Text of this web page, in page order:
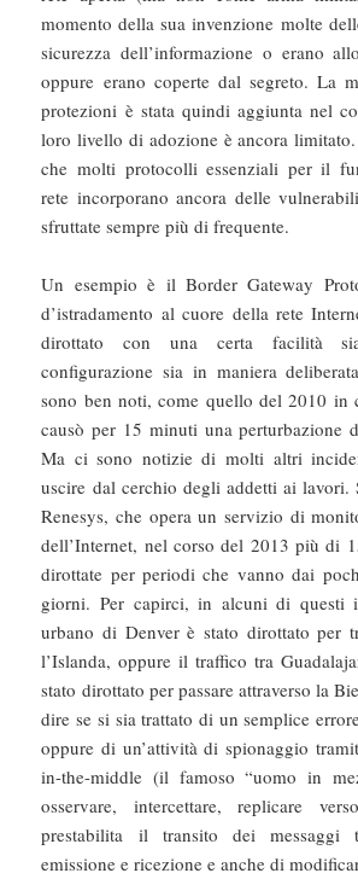
momento della sua invenzione molte
sicurezza dell’informazione o erano
oppure erano coperte dal segreto. La
protezioni è stata quindi aggiunta nel
loro livello di adozione è ancora
che molti protocolli essenziali per il
rete incorporano ancora delle
sfruttate sempre più di frequente.
Un esempio è il Border Gateway
d’istradamento al cuore della rete
dirottato con una certa facilità
configurazione sia in maniera
sono ben noti, come quello del 2010 in
causò per 15 minuti una perturbazione
Ma ci sono notizie di molti altri
uscire dal cerchio degli addetti ai lavori.
Renesys, che opera un servizio di
dell’Internet, nel corso del 2013 più di
dirottate per periodi che vanno dai
giorni. Per capirci, in alcuni di questi
urbano di Denver è stato dirottato per
l’Islanda, oppure il traffico tra
stato dirottato per passare attraverso la
dire se si sia trattato di un semplice
oppure di un’attività di spionaggio
in-the-middle (il famoso “uomo in
osservare, intercettare, replicare
prestabilita il transito dei
emissione e ricezione e anche di